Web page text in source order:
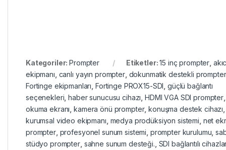
Kategoriler:Prompter Etiketler:15 inç prompter
ekipmanı canlı yayın prompter, dokunmatik destekli prompter
Fortinge ekipmanları Fortinge PROX15-SDI ,güçlü bağlantı
seçenekleri ,haber sunucusu cihazı HDMI VGA SDI prompter
okuma ekranı ,kamera önü prompter,konuşma destek cihazı
kurumsal video ekipmanı medya prodüksiyon sistemi net
prompter, profesyonel sunum sistemi prompter kurulumu ,
stüdyo prompter, sahne sunum desteği. SDI bağlantılı